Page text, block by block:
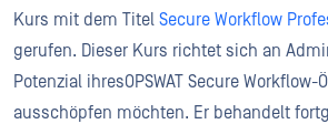
Kurs mit dem Titel Secure Workflow
gerufen. Dieser Kurs richtet sich an
Potenzial ihresOPSWAT Secure
ausschöpfen möchten. Er behandelt